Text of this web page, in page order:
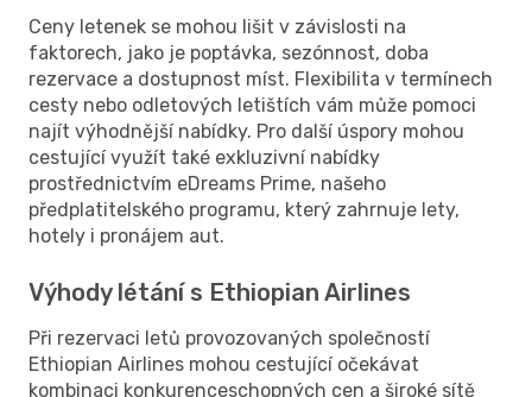
Ceny letenek se mohou lišit v závislosti na
faktorech, jako je poptávka, sezónnost, doba
rezervace a dostupnost míst. Flexibilita v termínech
cesty nebo odletových letištích vám může pomoci
najít výhodnější nabídky. Pro další úspory mohou
cestující využít také exkluzivní nabídky
prostřednictvím eDreams Prime, našeho
předplatitelského programu, který zahrnuje lety,
hotely i pronájem aut.
Výhody létání s Ethiopian Airlines
Při rezervaci letů provozovaných společností
Ethiopian Airlines mohou cestující očekávat
kombinaci konkurenceschopných cen a široké sítě